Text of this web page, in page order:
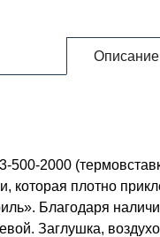
Описание
500-2000
которая плотно
Благодаря
Заглушка,